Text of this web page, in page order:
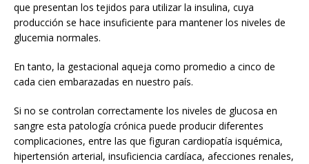
que presentan los tejidos para utilizar la insulina, cuya
producción se hace insuficiente para mantener los niveles de
glucemia normales.
En tanto, la gestacional aqueja como promedio a cinco de
cada cien embarazadas en nuestro país.
Si no se controlan correctamente los niveles de glucosa en
sangre esta patología crónica puede producir diferentes
complicaciones, entre las que figuran cardiopatía isquémica,
hipertensión arterial, insuficiencia cardíaca, afecciones renales,